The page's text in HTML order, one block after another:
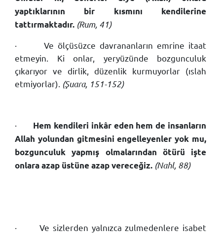
yaptıklarının bir kısmını kendilerine
tattırmaktadır. (Rum, 41)
·
Ve ölçüsüzce davrananların emrine itaat
etmeyin. Ki onlar, yeryüzünde bozgunculuk
çıkarıyor ve dirlik, düzenlik kurmuyorlar (ıslah
etmiyorlar). (Şuara, 151-152)
·
Hem kendileri inkâr eden hem de insanların
Allah yolundan gitmesini engelleyenler yok mu,
bozgunculuk yapmış olmalarından ötürü işte
onlara azap üstüne azap vereceğiz. (Nahl, 88)
·
Ve sizlerden yalnızca zulmedenlere isabet